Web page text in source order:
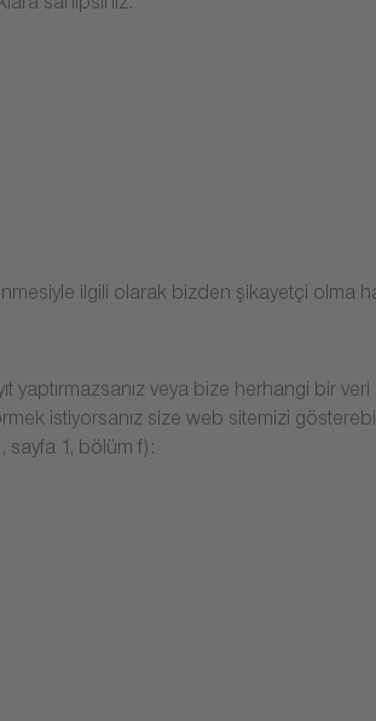
sahipsiniz:
ilgili olarak bizden şikayetçi olma
yaptırmazsanız veya bize herhangi bir
istiyorsanız size web sitemizi
sayfa 1, bölüm f):